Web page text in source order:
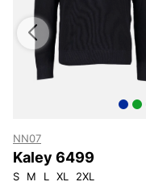
NN07
Kaley 6499
S M L XL 2XL